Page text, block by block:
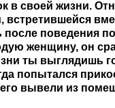
в своей жизни.
встретившейся
после поведения
женщину, он
ты выглядишь
попытался
вывели из